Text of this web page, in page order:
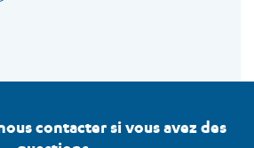
contacter si vous avez des